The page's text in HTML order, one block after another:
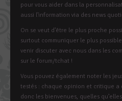
pour vous aider dans la
aussi l’information via des news
On se veut d’être le plus proche
surtout communiquer le plus
venir discuter avec nous dans les
sur le forum/tchat !
Vous pouvez également noter les
testés : chaque opinion et critique a
donc les bienvenues, quelles